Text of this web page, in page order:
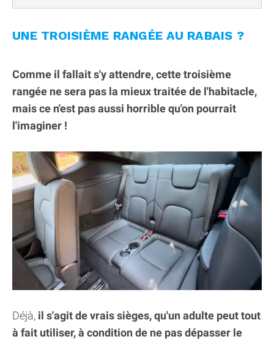
UNE TROISIÈME RANGÉE AU RABAIS ?
Comme il fallait s'y attendre, cette troisième
rangée ne sera pas la mieux traitée de l'habitacle,
mais ce n'est pas aussi horrible qu'on pourrait
l'imaginer !
Déjà, il s'agit de vrais sièges, qu'un adulte peut tout
à fait utiliser, à condition de ne pas dépasser le